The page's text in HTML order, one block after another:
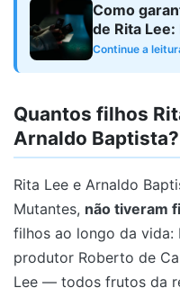
Como
de Rita Lee:
Continue a
Quantos filhos
Arnaldo Baptista?
Rita Lee e Arnaldo
Mutantes, não tiveram
filhos ao longo da vida:
produtor Roberto de
Lee — todos frutos da